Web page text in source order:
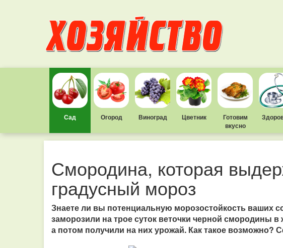
Сад Огород Виноград Цветник
Готовим
вкусно
Смородина, которая
градусный мороз
Знаете ли вы потенциальную морозостойкость ваших
заморозили на трое суток веточки черной смородины в
а потом получили на них урожай. Как такое возможно?